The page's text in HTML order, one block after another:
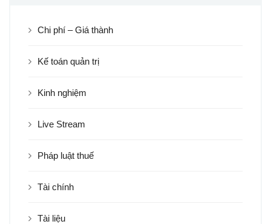
Chi phí – Giá thành
Kế toán quản trị
Kinh nghiệm
Live Stream
Pháp luật thuế
Tài chính
Tài liệu